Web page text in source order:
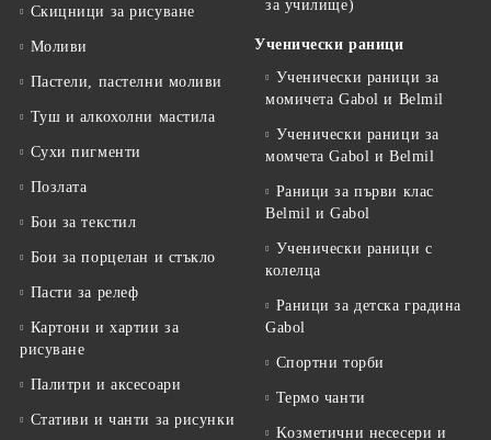
Скицници за рисуване
Моливи
Пастели, пастелни моливи
Туш и алкохолни мастила
Сухи пигменти
Позлата
Бои за текстил
Бои за порцелан и стъкло
Пасти за релеф
Картони и хартии за
рисуване
Палитри и аксесоари
Стативи и чанти за рисунки
за училище)
Ученически раници
Ученически раници за
момичета Gabol и Belmil
Ученически раници за
момчета Gabol и Belmil
Раници за първи клас
Belmil и Gabol
Ученически раници с
колелца
Раници за детска градина
Gabol
Спортни торби
Термо чанти
Kозметични несесери и